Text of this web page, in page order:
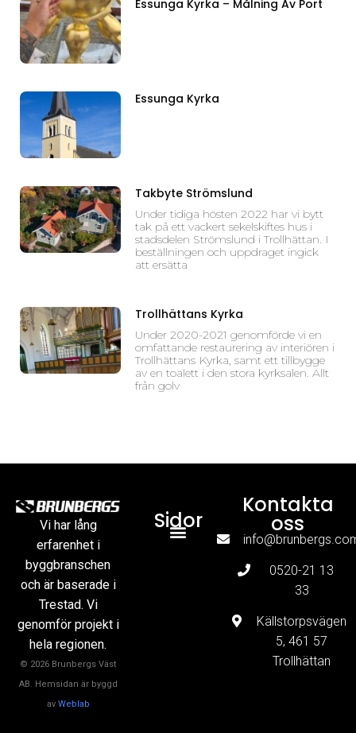
Essunga Kyrka – Målning Av Port
Essunga Kyrka
Takbyte Strömslund
Under tidiga hösten 2022 har vi bytt
tak på ett vackert sekelskiftes hus i
stadsdelen Strömslund i Trollhättan. I
beställningen och uppdraget ingick
att ersätta
Trollhättans Kyrka
Under 2020-2021 genomförde vi en
omfattande restaurering av interiören i
Trollhättans Kyrka, samt ett tillbygge
av en toalett i den stora kyrksalen. Allt
från golv
Vi har lång
erfarenhet i
byggbranschen
och är baserade i
Trestad. Vi
genomför projekt i
hela regionen.
© 2026 Brunbergs Väst
AB. Hemsidan är byggd
av Weblab
Sidor
Kontakta
oss
0520-21 13
33
Källstorpsvägen
5, 461 57
Trollhättan